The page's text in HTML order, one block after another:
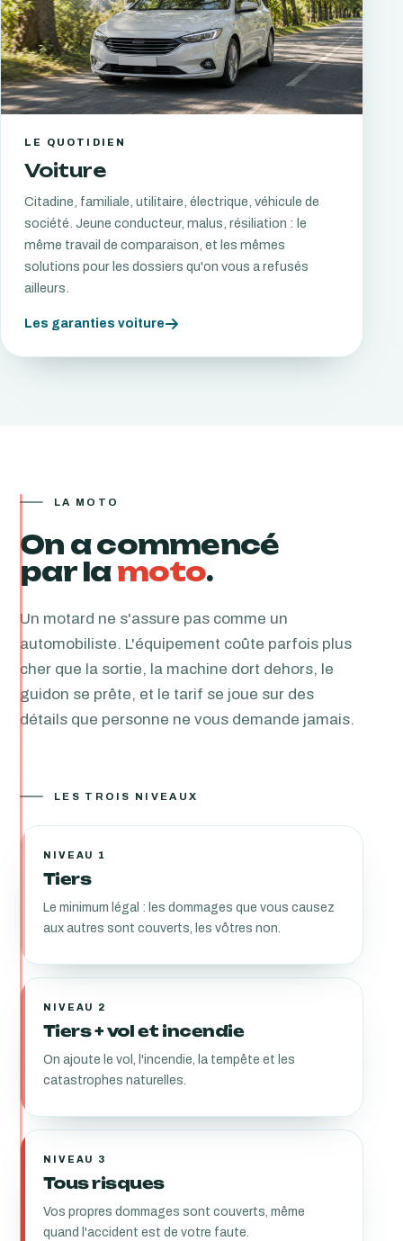
LE QUOTIDIEN
Voiture
Citadine, familiale, utilitaire, électrique, véhicule de
société. Jeune conducteur, malus, résiliation : le
même travail de comparaison, et les mêmes
solutions pour les dossiers qu'on vous a refusés
ailleurs.
Les garanties voiture
LA MOTO
On a commencé
par lamoto.
Un motard ne s'assure pas comme un
automobiliste. L'équipement coûte parfois plus
cher que la sortie, la machine dort dehors, le
guidon se prête, et le tarif se joue sur des
détails que personne ne vous demande jamais.
LES TROIS NIVEAUX
NIVEAU 1
Tiers
Le minimum légal : les dommages que vous causez
aux autres sont couverts, les vôtres non.
NIVEAU 2
Tiers + vol et incendie
On ajoute le vol, l'incendie, la tempête et les
catastrophes naturelles.
NIVEAU 3
Tous risques
Vos propres dommages sont couverts, même
quand l'accident est de votre faute.